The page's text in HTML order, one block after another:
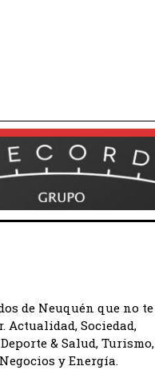
de Neuquén que no te
Actualidad, Sociedad,
& Salud, Turismo,
y Energía.